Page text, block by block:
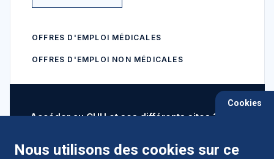
OFFRES D'EMPLOI MÉDICALES
OFFRES D'EMPLOI NON MÉDICALES
Accéder au CHU et ses différents sites ?
Cookies
Nous utilisons des cookies sur ce